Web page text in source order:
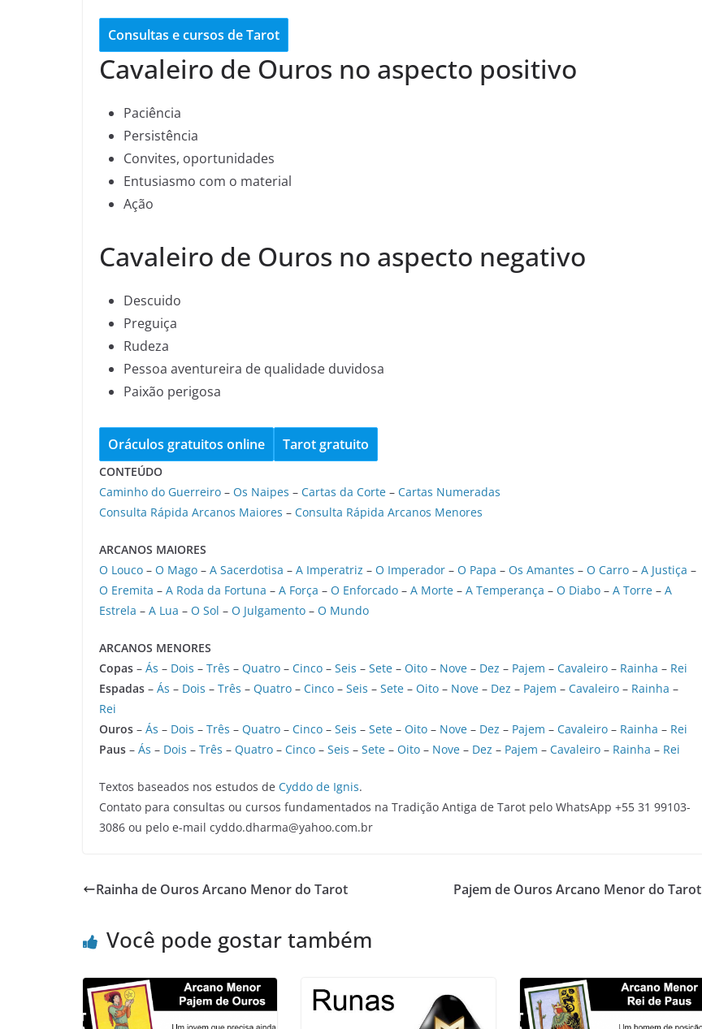
Consultas e cursos de Tarot
Cavaleiro de Ouros no aspecto positivo
Paciência
Persistência
Convites, oportunidades
Entusiasmo com o material
Ação
Cavaleiro de Ouros no aspecto negativo
Descuido
Preguiça
Rudeza
Pessoa aventureira de qualidade duvidosa
Paixão perigosa
Oráculos gratuitos online Tarot gratuito
CONTEÚDO
Caminho do Guerreiro – Os Naipes – Cartas da Corte – Cartas Numeradas
Consulta Rápida Arcanos Maiores – Consulta Rápida Arcanos Menores
ARCANOS MAIORES
O Louco – O Mago – A Sacerdotisa – A Imperatriz – O Imperador – O Papa – Os Amantes – O Carro – A Justiça –
O Eremita – A Roda da Fortuna – A Força – O Enforcado – A Morte – A Temperança – O Diabo – A Torre – A
Estrela – A Lua – O Sol – O Julgamento – O Mundo
ARCANOS MENORES
Copas – Ás – Dois – Três – Quatro – Cinco – Seis – Sete – Oito – Nove – Dez – Pajem – Cavaleiro – Rainha – Rei
Espadas – Ás – Dois – Três – Quatro – Cinco – Seis – Sete – Oito – Nove – Dez – Pajem – Cavaleiro – Rainha –
Rei
Ouros – Ás – Dois – Três – Quatro – Cinco – Seis – Sete – Oito – Nove – Dez – Pajem – Cavaleiro – Rainha – Rei
Paus – Ás – Dois – Três – Quatro – Cinco – Seis – Sete – Oito – Nove – Dez – Pajem – Cavaleiro – Rainha – Rei
Textos baseados nos estudos de Cyddo de Ignis.
Contato para consultas ou cursos fundamentados na Tradição Antiga de Tarot pelo WhatsApp +55 31 99103-
3086 ou pelo e-mail cyddo.dharma@yahoo.com.br
Rainha de Ouros Arcano Menor do Tarot Pajem de Ouros Arcano Menor do Tarot
Você pode gostar também